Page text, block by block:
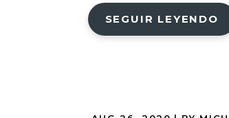
SEGUIR LEYENDO